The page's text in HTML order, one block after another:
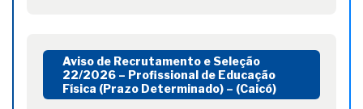
Aviso de Recrutamento e Seleção
22/2026 – Profissional de Educação
Física (Prazo Determinado) – (Caicó)